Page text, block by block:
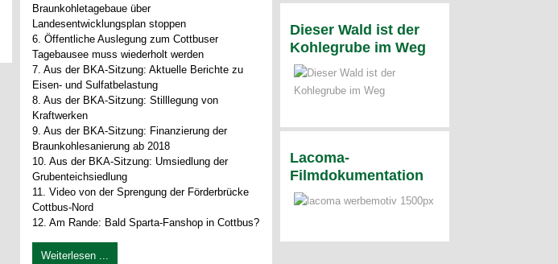
Braunkohletagebaue über
Landesentwicklungsplan stoppen
6. Öffentliche Auslegung zum Cottbuser
Tagebausee muss wiederholt werden
7. Aus der BKA-Sitzung: Aktuelle Berichte zu
Eisen- und Sulfatbelastung
8. Aus der BKA-Sitzung: Stilllegung von
Kraftwerken
9. Aus der BKA-Sitzung: Finanzierung der
Braunkohlesanierung ab 2018
10. Aus der BKA-Sitzung: Umsiedlung der
Grubenteichsiedlung
11. Video von der Sprengung der Förderbrücke
Cottbus-Nord
12. Am Rande: Bald Sparta-Fanshop in Cottbus?
Weiterlesen ...
Dieser Wald ist der
Kohlegrube im Weg
Lacoma-
Filmdokumentation